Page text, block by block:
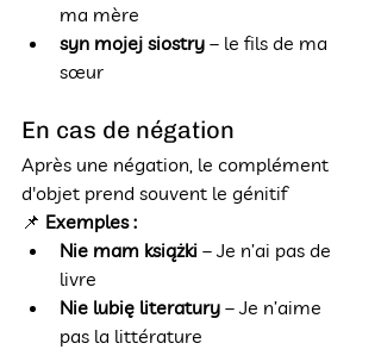
ma mère
syn mojej siostry – le fils de ma
sœur
En cas de négation
Après une négation, le complément
d'objet prend souvent le génitif
📌 Exemples :
Nie mam książki – Je n’ai pas de
livre
Nie lubię literatury – Je n’aime
pas la littérature